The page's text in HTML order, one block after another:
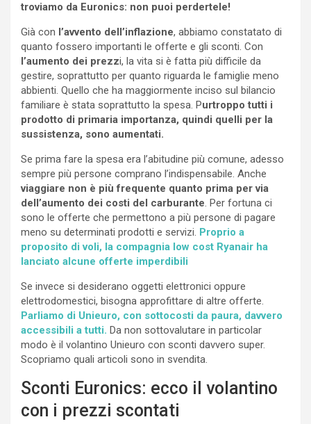
troviamo da Euronics: non puoi perdertele!
Già con l’avvento dell’inflazione, abbiamo constatato di
quanto fossero importanti le offerte e gli sconti. Con
l’aumento dei prezzi, la vita si è fatta più difficile da
gestire, soprattutto per quanto riguarda le famiglie meno
abbienti. Quello che ha maggiormente inciso sul bilancio
familiare è stata soprattutto la spesa. Purtroppo tutti i
prodotto di primaria importanza, quindi quelli per la
sussistenza, sono aumentati.
Se prima fare la spesa era l’abitudine più comune, adesso
sempre più persone comprano l’indispensabile. Anche
viaggiare non è più frequente quanto prima per via
dell’aumento dei costi del carburante. Per fortuna ci
sono le offerte che permettono a più persone di pagare
meno su determinati prodotti e servizi. Proprio a
proposito di voli, la compagnia low cost Ryanair ha
lanciato alcune offerte imperdibili
Se invece si desiderano oggetti elettronici oppure
elettrodomestici, bisogna approfittare di altre offerte.
Parliamo di Unieuro, con sottocosti da paura, davvero
accessibili a tutti. Da non sottovalutare in particolar
modo è il volantino Unieuro con sconti davvero super.
Scopriamo quali articoli sono in svendita.
Sconti Euronics: ecco il volantino
con i prezzi scontati